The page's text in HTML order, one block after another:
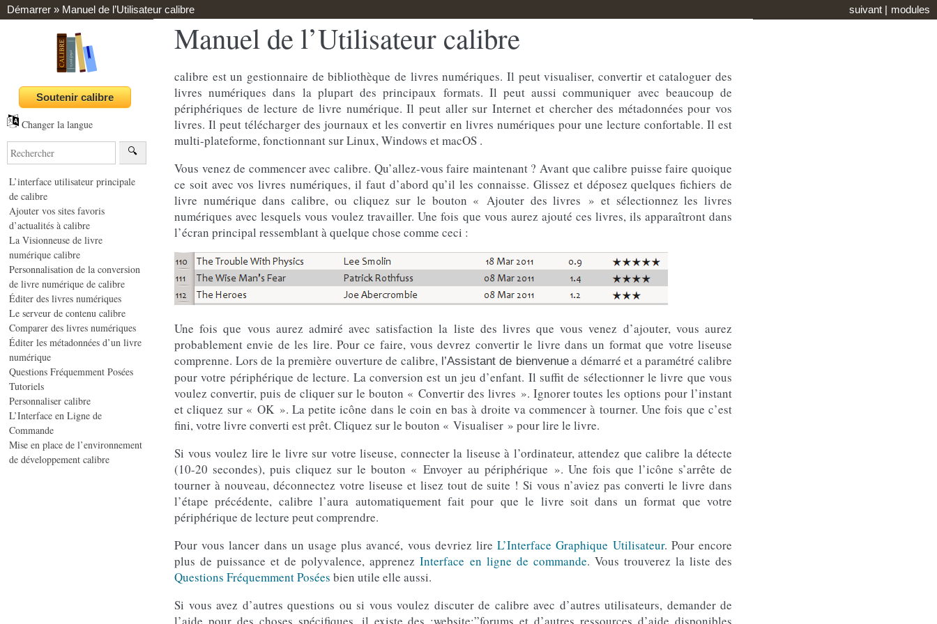
modules
suivant |
Démarrer » Manuel de l’Utilisateur calibre
Changer la langue
L’interface utilisateur principale
de calibre
Ajouter vos sites favoris
d’actualités à calibre
La Visionneuse de livre
numérique calibre
Personnalisation de la conversion
de livre numérique de calibre
Éditer des livres numériques
Le serveur de contenu calibre
Comparer des livres numériques
Éditer les métadonnées d’un livre
numérique
Questions Fréquemment Posées
Tutoriels
Personnaliser calibre
L’Interface en Ligne de
Commande
Mise en place de l’environnement
de développement calibre
Manuel de l’Utilisateur calibre
calibre est un gestionnaire de bibliothèque de livres numériques. Il peut visualiser, convertir et cataloguer des
livres numériques dans la plupart des principaux formats. Il peut aussi communiquer avec beaucoup de
périphériques de lecture de livre numérique. Il peut aller sur Internet et chercher des métadonnées pour vos
livres. Il peut télécharger des journaux et les convertir en livres numériques pour une lecture confortable. Il est
multi-plateforme, fonctionnant sur Linux, Windows et macOS .
Vous venez de commencer avec calibre. Qu’allez-vous faire maintenant ? Avant que calibre puisse faire quoique
ce soit avec vos livres numériques, il faut d’abord qu’il les connaisse. Glissez et déposez quelques fichiers de
livre numérique dans calibre, ou cliquez sur le bouton « Ajouter des livres » et sélectionnez les livres
numériques avec lesquels vous voulez travailler. Une fois que vous aurez ajouté ces livres, ils apparaîtront dans
l’écran principal ressemblant à quelque chose comme ceci :
Une fois que vous aurez admiré avec satisfaction la liste des livres que vous venez d’ajouter, vous aurez
probablement envie de les lire. Pour ce faire, vous devrez convertir le livre dans un format que votre liseuse
comprenne. Lors de la première ouverture de calibre, l’Assistant de bienvenuea démarré et a paramétré calibre
pour votre périphérique de lecture. La conversion est un jeu d’enfant. Il suffit de sélectionner le livre que vous
voulez convertir, puis de cliquer sur le bouton « Convertir des livres ». Ignorer toutes les options pour l’instant
et cliquez sur « OK ». La petite icône dans le coin en bas à droite va commencer à tourner. Une fois que c’est
fini, votre livre converti est prêt. Cliquez sur le bouton « Visualiser » pour lire le livre.
Si vous voulez lire le livre sur votre liseuse, connecter la liseuse à l’ordinateur, attendez que calibre la détecte
(10-20 secondes), puis cliquez sur le bouton « Envoyer au périphérique ». Une fois que l’icône s’arrête de
tourner à nouveau, déconnectez votre liseuse et lisez tout de suite ! Si vous n’aviez pas converti le livre dans
l’étape précédente, calibre l’aura automatiquement fait pour que le livre soit dans un format que votre
périphérique de lecture peut comprendre.
Pour vous lancer dans un usage plus avancé, vous devriez lireL’Interface Graphique Utilisateur. Pour encore
plus de puissance et de polyvalence, apprenezInterface en ligne de commande. Vous trouverez la liste des
Questions Fréquemment Posées bien utile elle aussi.
Si vous avez d’autres questions ou si vous voulez discuter de calibre avec d’autres utilisateurs, demander de
l’aide pour des choses spécifiques, il existe des :website:”forums et d’autres ressources d’aide disponibles